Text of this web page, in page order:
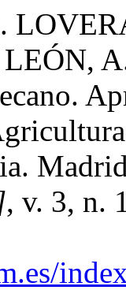
, v. 3, n.